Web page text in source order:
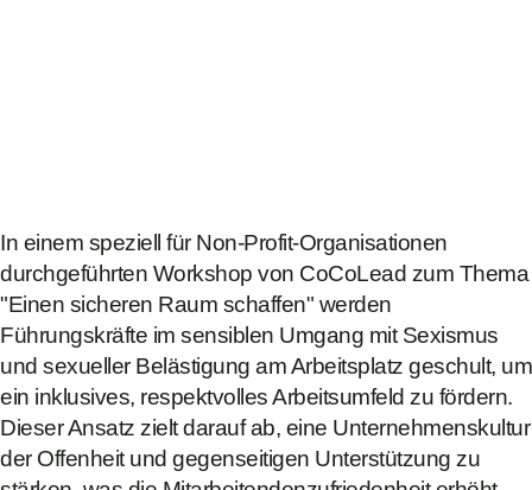
In einem speziell für Non-Profit-Organisationen
durchgeführten Workshop von CoCoLead zum Thema
"Einen sicheren Raum schaffen" werden
Führungskräfte im sensiblen Umgang mit Sexismus
und sexueller Belästigung am Arbeitsplatz geschult, um
ein inklusives, respektvolles Arbeitsumfeld zu fördern.
Dieser Ansatz zielt darauf ab, eine Unternehmenskultur
der Offenheit und gegenseitigen Unterstützung zu